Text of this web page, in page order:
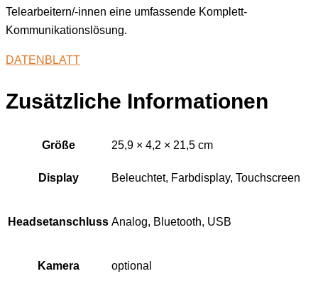
Telearbeitern/-innen eine umfassende Komplett-
Kommunikationslösung.
DATENBLATT
Zusätzliche Informationen
Größe 25,9 × 4,2 × 21,5 cm
Display Beleuchtet, Farbdisplay, Touchscreen
Headsetanschluss Analog, Bluetooth, USB
Kamera optional